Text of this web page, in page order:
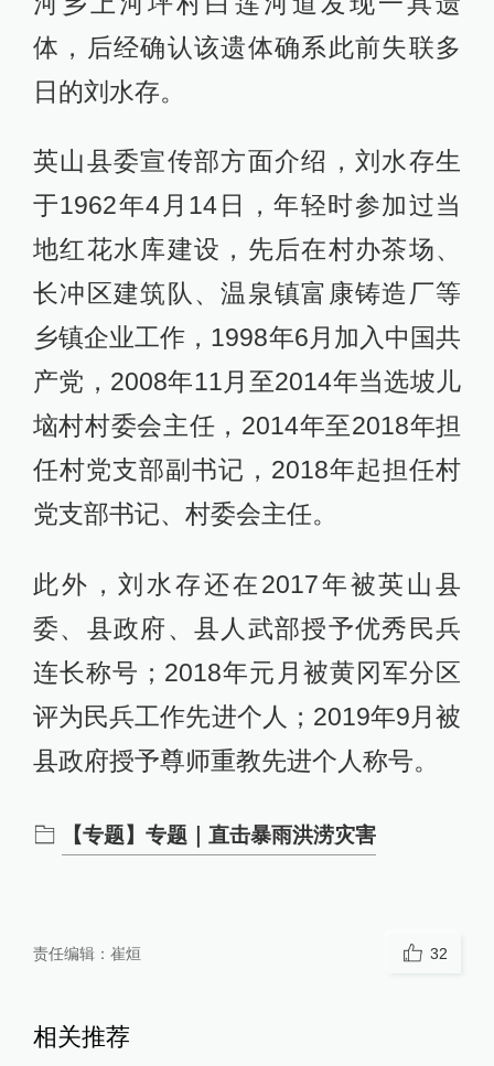
体，后经确认该遗体确系此前失联多
日的刘水存。
英山县委宣传部方面介绍，刘水存生
于1962年4月14日，年轻时参加过当
地红花水库建设，先后在村办茶场、
长冲区建筑队、温泉镇富康铸造厂等
乡镇企业工作，1998年6月加入中国共
产党，2008年11月至2014年当选坡儿
垴村村委会主任，2014年至2018年担
任村党支部副书记，2018年起担任村
党支部书记、村委会主任。
此外，刘水存还在2017年被英山县
委、县政府、县人武部授予优秀民兵
连长称号；2018年元月被黄冈军分区
评为民兵工作先进个人；2019年9月被
县政府授予尊师重教先进个人称号。
【专题】专题｜直击暴雨洪涝灾害
责任编辑： 崔烜 32
相关推荐